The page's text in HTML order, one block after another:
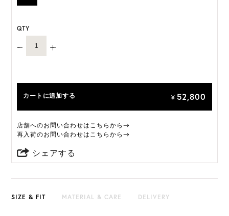
QTY
カートに追加する ¥ 52,800
店舗へのお問い合わせはこちらから→
再入荷のお問い合わせはこちらから→
シェアする
SIZE & FIT MATERIAL & CARE DELIVERY